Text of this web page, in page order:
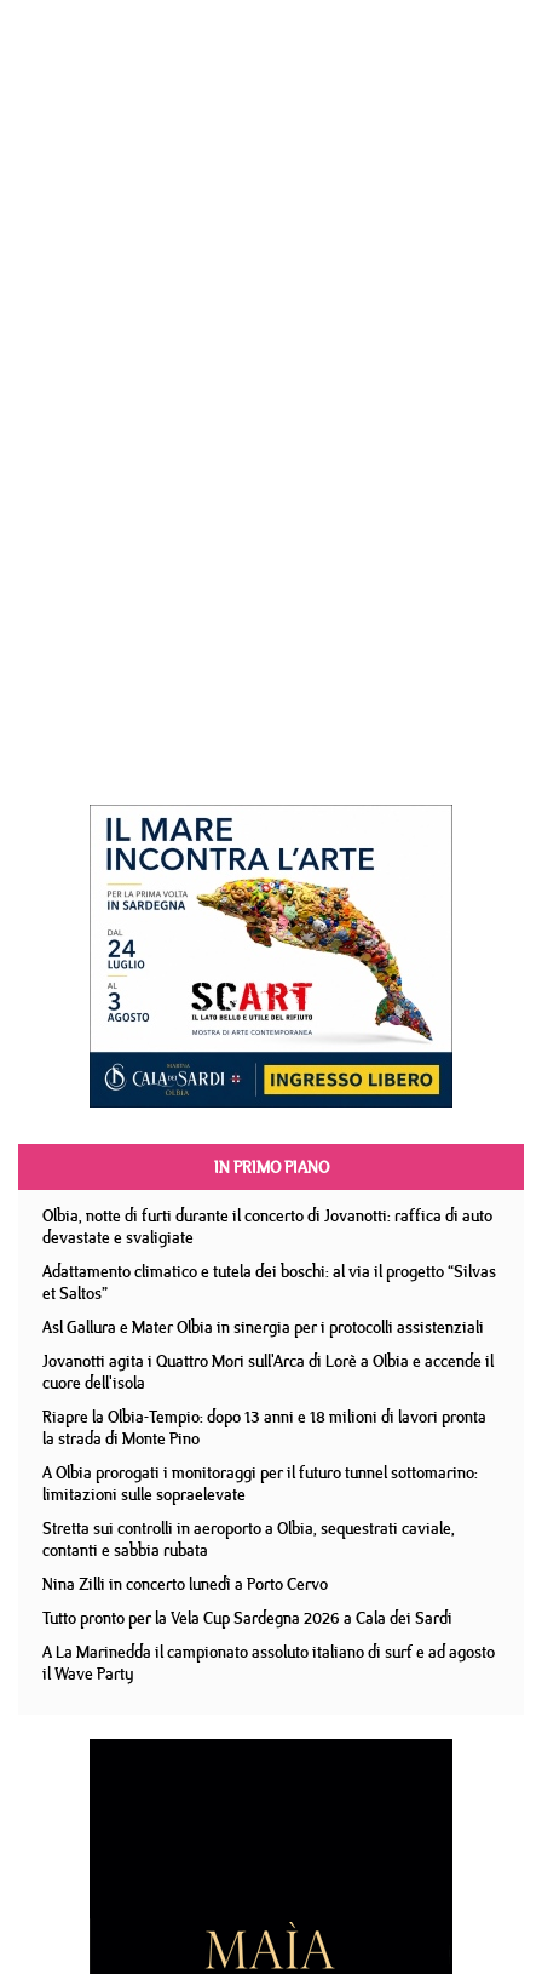
IN PRIMO PIANO
Olbia, notte di furti durante il concerto di Jovanotti: raffica di auto
devastate e svaligiate
Adattamento climatico e tutela dei boschi: al via il progetto “Silvas
et Saltos”
Asl Gallura e Mater Olbia in sinergia per i protocolli assistenziali
Jovanotti agita i Quattro Mori sull'Arca di Lorè a Olbia e accende il
cuore dell'isola
Riapre la Olbia-Tempio: dopo 13 anni e 18 milioni di lavori pronta
la strada di Monte Pino
A Olbia prorogati i monitoraggi per il futuro tunnel sottomarino:
limitazioni sulle sopraelevate
Stretta sui controlli in aeroporto a Olbia, sequestrati caviale,
contanti e sabbia rubata
Nina Zilli in concerto lunedì a Porto Cervo
Tutto pronto per la Vela Cup Sardegna 2026 a Cala dei Sardi
A La Marinedda il campionato assoluto italiano di surf e ad agosto
il Wave Party